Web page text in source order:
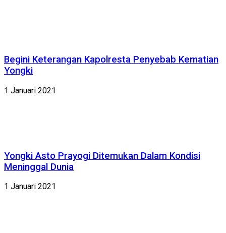
Begini Keterangan Kapolresta Penyebab Kematian
Yongki
1 Januari 2021
Yongki Asto Prayogi Ditemukan Dalam Kondisi
Meninggal Dunia
1 Januari 2021